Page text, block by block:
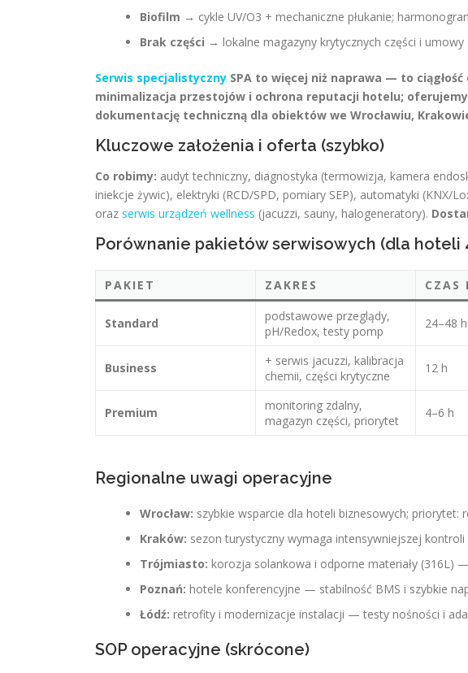
Biofilm → cykle UV/O3 + mechaniczne płukanie;
Brak części → lokalne magazyny krytycznych części i umowy
Serwis specjalistyczny SPA to więcej niż naprawa — to
minimalizacja przestojów i ochrona reputacji hotelu;
dokumentację techniczną dla obiektów we Wrocławiu,
Kluczowe założenia i oferta (szybko)
Co robimy: audyt techniczny, diagnostyka (termowizja, kamera
iniekcje żywic), elektryki (RCD/SPD, pomiary SEP), automatyki (KNX/
oraz serwis urządzeń wellness (jacuzzi, sauny, halogeneratory).
Porównanie pakietów serwisowych (dla hoteli
PAKIET ZAKRES CZAS
Standard
podstawowe przeglądy,
pH/Redox, testy pomp
24–48 h
Business
+ serwis jacuzzi, kalibracja
chemii, części krytyczne
12 h
Premium
monitoring zdalny,
magazyn części, priorytet
4–6 h
Regionalne uwagi operacyjne
Wrocław: szybkie wsparcie dla hoteli biznesowych; priorytet:
Kraków: sezon turystyczny wymaga intensywniejszej
Trójmiasto: korozja solankowa i odporne materiały (316L)
Poznań: hotele konferencyjne — stabilność BMS i szybkie
Łódź: retrofity i modernizacje instalacji — testy nośności i
SOP operacyjne (skrócone)